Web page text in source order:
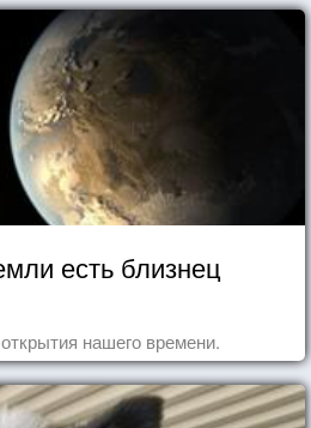
есть близнец
нашего времени.